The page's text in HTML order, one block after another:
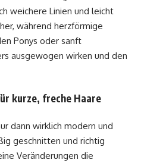
weichere Linien und leicht
während herzförmige
Ponys oder sanft
ausgewogen wirken und den
kurze, freche Haare
dann wirklich modern und
geschnitten und richtig
Veränderungen die